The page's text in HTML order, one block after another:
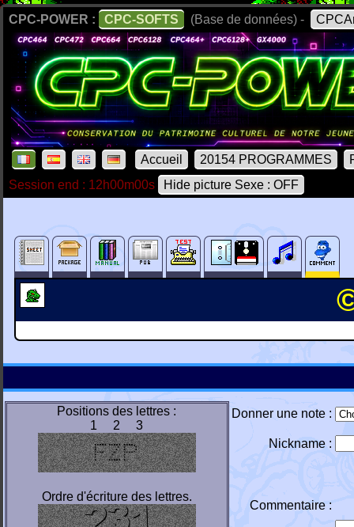
CPC-POWER : CPC-SOFTS (Base de données) -
Accueil 20154 PROGRAMMES
Session end : 12h00m00s
Hide picture Sexe : OFF
Positions des lettres :
1 2 3
Ordre d'écriture des lettres.
Donner une note :
Nickname :
Commentaire :